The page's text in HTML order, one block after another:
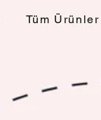
Tüm Ürünler